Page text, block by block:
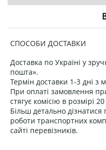
СПОСОБИ ДОСТАВКИ
Доставка по Україні у
пошта».
Термін доставки 1-3 дні з
При оплаті замовлення
стягує комісію в розмірі
Більш детально
роботи транспортних
сайті перевізників.